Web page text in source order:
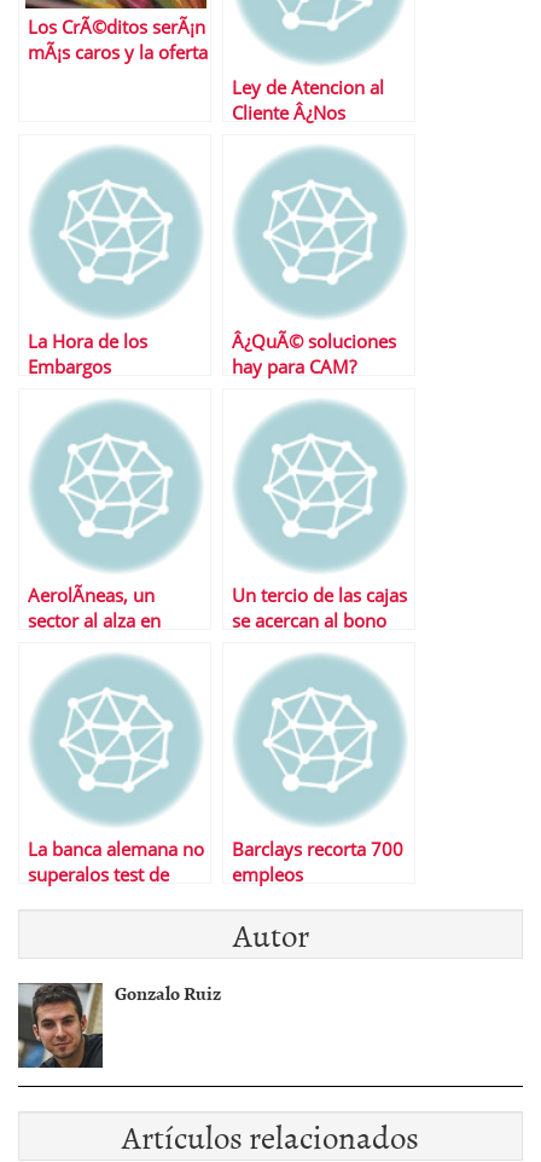
Los CrÃ©ditos serÃ¡n
mÃ¡s caros y la oferta
Ley de Atencion al
Cliente Â¿Nos
La Hora de los
Embargos
Â¿QuÃ© soluciones
hay para CAM?
AerolÃ­neas, un
sector al alza en
Un tercio de las cajas
se acercan al bono
La banca alemana no
superalos test de
Barclays recorta 700
empleos
Autor
Gonzalo Ruiz
Artículos relacionados